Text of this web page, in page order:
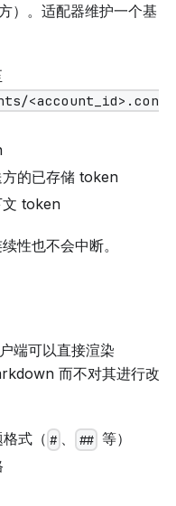
）。适配器维护一个基
<account_id>.con
的已存储 token
文 token
性也不会中断。
端可以直接渲染
而不对其进行改
式（ # 、 ## 等）